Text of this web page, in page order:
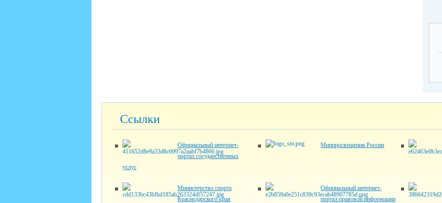
Ссылки
Официальный интернет-
портал государственных
услуг
Минпросвещения России
Министерство спорта
Краснодарского края
Официальный интернет-
портал правовой информации